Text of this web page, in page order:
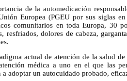
de la automedicación
Europea (PGEU por sus siglas
comunitarios en toda Europa, 30
resfriados, dolores de cabeza,
actual de atención de la salud
médica a uno en el que las
a adoptar un autocuidado probado,